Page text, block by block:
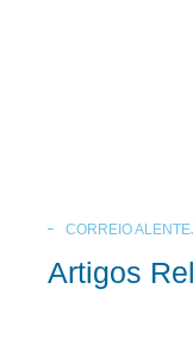
CORREIO
Artigos